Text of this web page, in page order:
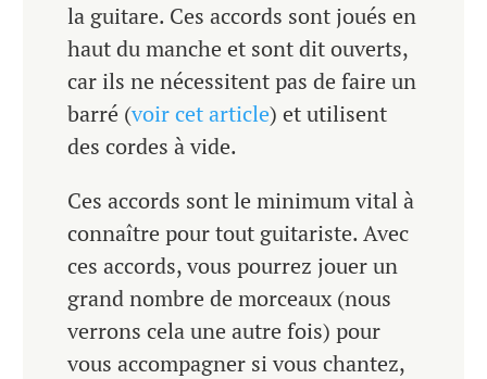
la guitare. Ces accords sont joués en
haut du manche et sont dit ouverts,
car ils ne nécessitent pas de faire un
barré (voir cet article) et utilisent
des cordes à vide.
Ces accords sont le minimum vital à
connaître pour tout guitariste. Avec
ces accords, vous pourrez jouer un
grand nombre de morceaux (nous
verrons cela une autre fois) pour
vous accompagner si vous chantez,